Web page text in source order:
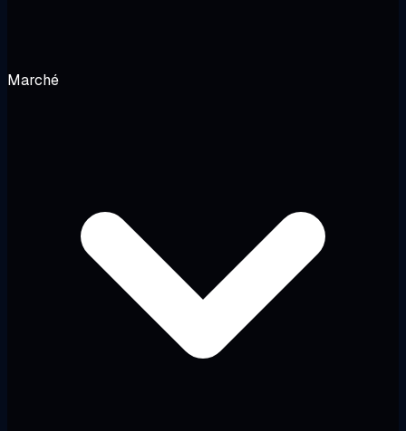
Marché